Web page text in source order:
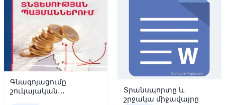
Գնագոյացումը
շուկայական
Տրանսպորտը և
շրջակա միջավայրը